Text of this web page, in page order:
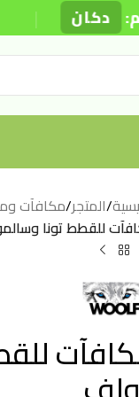
|
/المتجر/مكافآت
للقطط تونا وسالمون 25×14 غ